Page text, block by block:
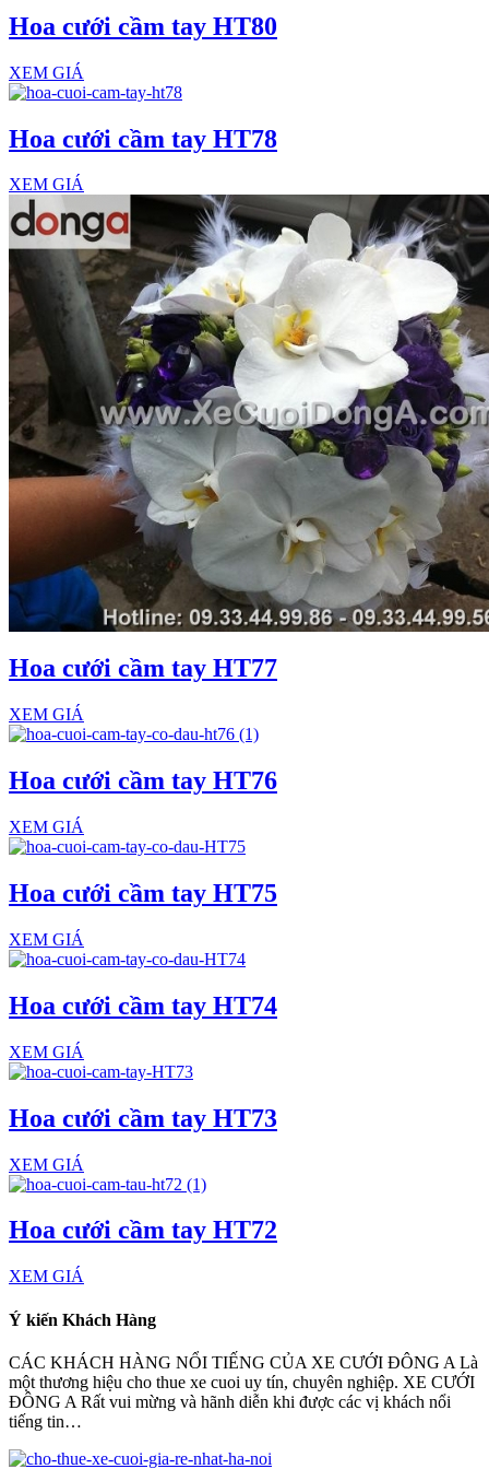
Hoa cưới cầm tay HT80
XEM GIÁ
Hoa cưới cầm tay HT78
XEM GIÁ
Hoa cưới cầm tay HT77
XEM GIÁ
Hoa cưới cầm tay HT76
XEM GIÁ
Hoa cưới cầm tay HT75
XEM GIÁ
Hoa cưới cầm tay HT74
XEM GIÁ
Hoa cưới cầm tay HT73
XEM GIÁ
Hoa cưới cầm tay HT72
XEM GIÁ
Ý kiến Khách Hàng
CÁC KHÁCH HÀNG NỔI TIẾNG CỦA XE CƯỚI ĐÔNG A Là
một thương hiệu cho thue xe cuoi uy tín, chuyên nghiệp. XE CƯỚI
ĐÔNG A Rất vui mừng và hãnh diễn khi được các vị khách nổi
tiếng tin…